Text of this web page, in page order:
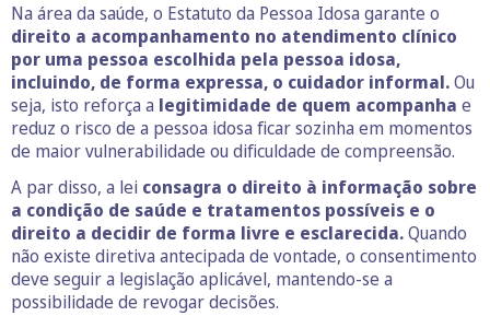
Na área da saúde, o Estatuto da Pessoa Idosa garante o
direito a acompanhamento no atendimento clínico
por uma pessoa escolhida pela pessoa idosa,
incluindo, de forma expressa, o cuidador informal.Ou
seja, isto reforça a legitimidade de quem acompanha e
reduz o risco de a pessoa idosa ficar sozinha em momentos
de maior vulnerabilidade ou dificuldade de compreensão.
A par disso, a lei consagra o direito à informação sobre
a condição de saúde e tratamentos possíveis e o
direito a decidir de forma livre e esclarecida.Quando
não existe diretiva antecipada de vontade, o consentimento
deve seguir a legislação aplicável, mantendo-se a
possibilidade de revogar decisões.